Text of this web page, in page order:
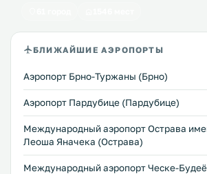
БЛИЖАЙШИЕ АЭРОПОРТЫ
Аэропорт Брно-Туржаны (Брно)
Аэропорт Пардубице (Пардубице)
Международный аэропорт Острава
Леоша Яначека (Острава)
Международный аэропорт Ческе-